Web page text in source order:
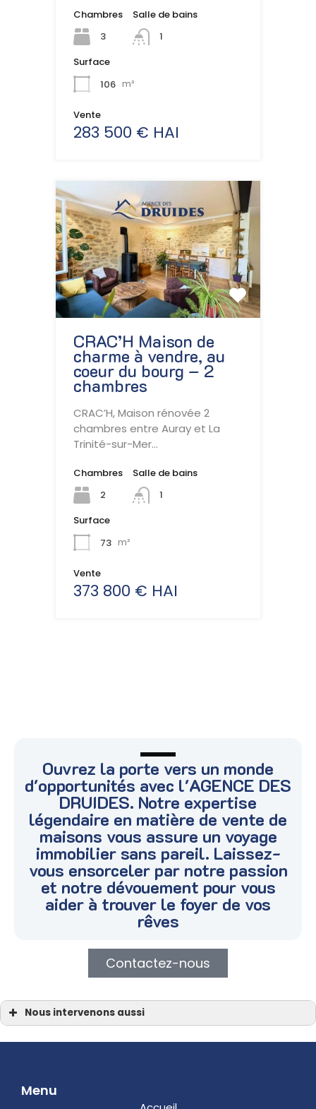
Chambres
3
Salle de bains
1
Surface
106 m²
Vente
283 500 € HAI
CRAC’H Maison de
charme à vendre, au
coeur du bourg – 2
chambres
CRAC’H, Maison rénovée 2
chambres entre Auray et La
Trinité-sur-Mer…
Chambres
2
Salle de bains
1
Surface
73 m²
Vente
373 800 € HAI
Ouvrez la porte vers un monde
d'opportunités avec l'AGENCE DES
DRUIDES. Notre expertise
légendaire en matière de vente de
maisons vous assure un voyage
immobilier sans pareil. Laissez-
vous ensorceler par notre passion
et notre dévouement pour vous
aider à trouver le foyer de vos
rêves
Contactez-nous
Nous intervenons aussi
Vente maison à la presqu’île de Quiberon
Vente maison Saint-Philibert
Vente maison Locmariaquer
Menu